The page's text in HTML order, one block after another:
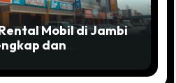
Mobil di Jambi
dan